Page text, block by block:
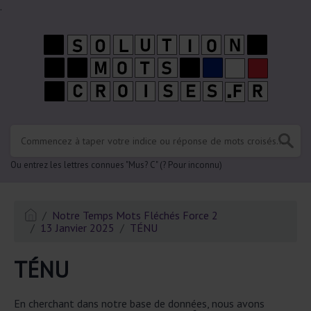
.
Ou entrez les lettres connues "Mus? C" (? Pour inconnu)
Notre Temps Mots Fléchés Force 2
13 Janvier 2025
TÉNU
TÉNU
En cherchant dans notre base de données, nous avons